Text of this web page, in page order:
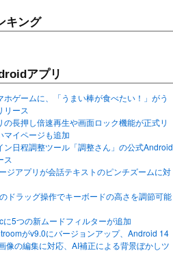
キング
アプリ
ホゲームに、「うまい棒が食べたい！」がう
リース
の長押し倍速再生や画面ロック機能が正式リ
マイページも追加
ン日程調整ツール「調整さん」の公式Android
ス
ジアプリが会話テキストのピンチズームに対
ドラッグ操作でキーボードの高さを調節可能
に5つの新ムードフィルターが追加
がv9.0にバージョンアップ、Android 14
像の編集に対応、AI補正による背景ぼかしツ